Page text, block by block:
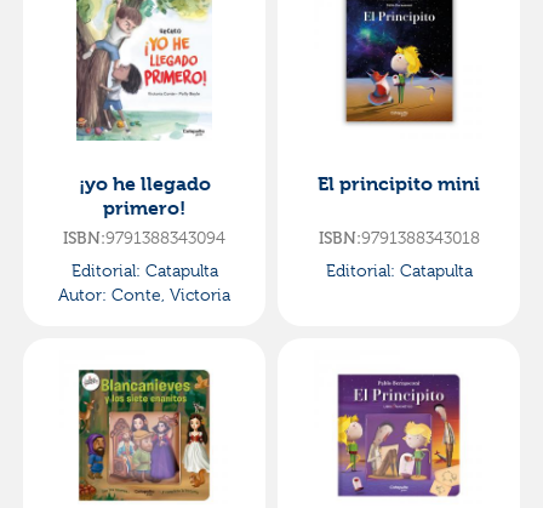
¡yo he llegado
primero!
ISBN:9791388343094
Editorial: Catapulta
Autor: Conte, Victoria
El principito mini
ISBN:9791388343018
Editorial: Catapulta